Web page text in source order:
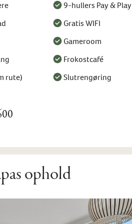
9-hullers Pay & Play
Gratis WIFI
Gameroom
Frokostcafé
rute)
Slutrengøring
ophold